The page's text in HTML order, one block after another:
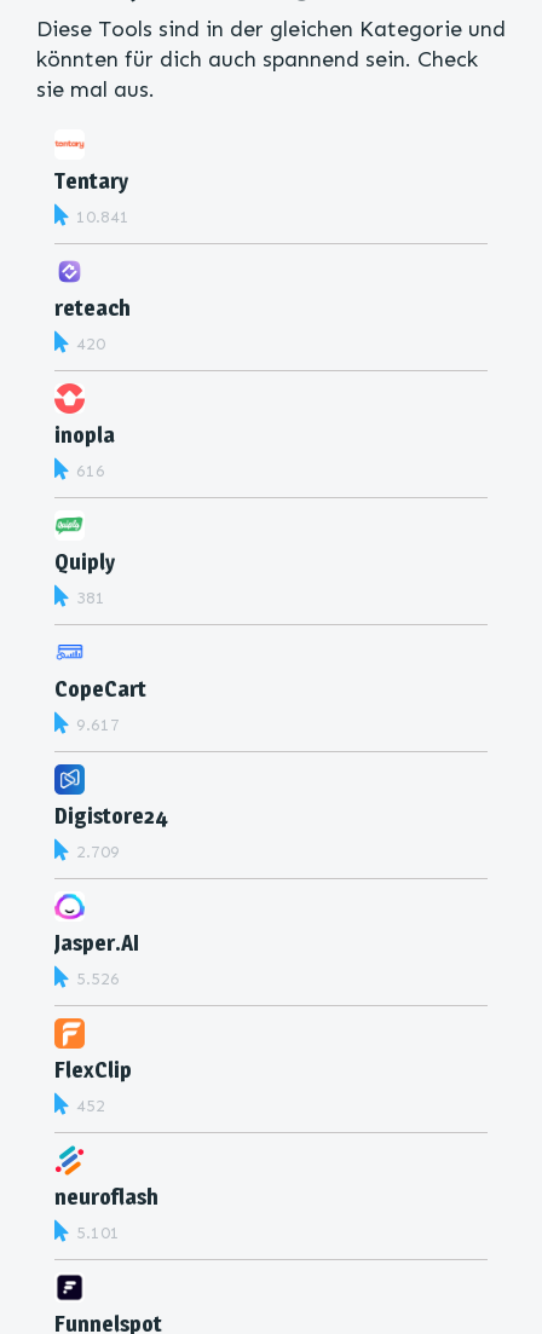
Diese Tools sind in der gleichen Kategorie und
könnten für dich auch spannend sein. Check
sie mal aus.
Tentary
10.841
reteach
420
inopla
616
Quiply
381
CopeCart
9.617
Digistore24
2.709
Jasper.AI
5.526
FlexClip
452
neuroflash
5.101
Funnelspot